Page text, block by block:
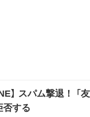
】 スパム撃退！ 「
否する